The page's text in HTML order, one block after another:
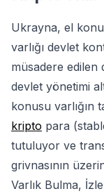
Ukrayna, el
varlığı devlet
müsadere edilen
devlet yönetimi
konusu varlığın
kripto para
tutuluyor ve
grivnasının
Varlık Bulma,